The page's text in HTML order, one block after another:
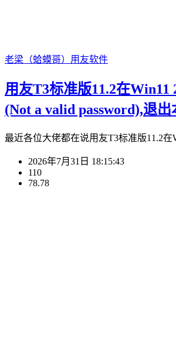
老梁（蛤蟆哥） 用友软件
用友T3标准版11.2在
(Not a valid password),退
最近各位大佬都在说用友T3标准版11.2在
2026年7月31日 18:15:43
110
78.78